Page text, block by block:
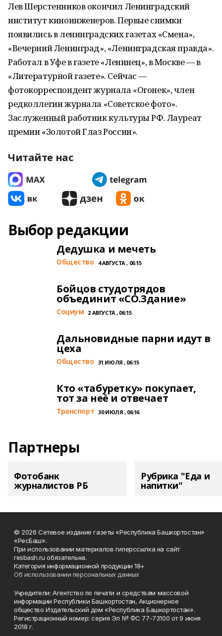
Лев Шерстенников окончил Ленинградский
институт киноинженеров. Первые снимки
появились в ленинградских газетах «Смена»,
«Вечерний Ленинград», «Ленинградская правда».
Работал в Уфе в газете «Ленинец», в Москве — в
«Литературной газете». Сейчас —
фотокорреспондент журнала «Огонек», член
редколлегии журнала «Советское фото».
Заслуженный работник культуры РФ. Лауреат
премии «Золотой Глаз России».
Читайте нас
Выбор редакции
Дедушка и мечеть
Общество 4 АВГУСТА , 06:15
Бойцов студотрядов
объединит «СО.Здание»
Cоциум 2 АВГУСТА , 06:15
Дальновидные парни идут в
цеха
Общество 31 ИЮЛЯ , 06:15
Кто «табуретку» покупает,
тот за неё и отвечает
Транспорт 30 ИЮЛЯ , 06:16
Партнеры
Фотобанк
журналистов РБ
Рубрика "Еда и
напитки"
© 2026 Сетевое издание газеты «Республика Башкортостан»
«РесБаш».
При использовании материалов гиперссылка на сайт
resbash.ru обязательна.
Категория информационной продукции 18+
Об использовании персональных данных
Учредители: Агентство по печати и средствам массовой
информации Республики Башкортостан, Акционерное
общество Издательский дом «Республика Башкортостан».
Регистрационный номер: серия Эл № ФС 77-73100 от 9 июня
2018 г.